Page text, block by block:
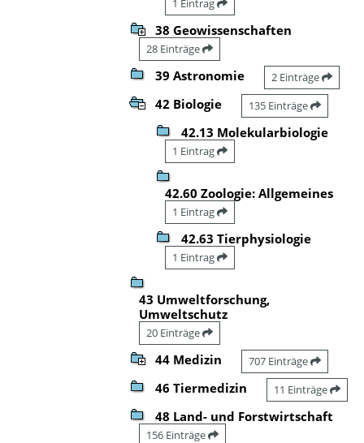
1 Eintrag
38 Geowissenschaften
28 Einträge
39 Astronomie 2 Einträge
42 Biologie 135 Einträge
42.13 Molekularbiologie
1 Eintrag
42.60 Zoologie: Allgemeines
1 Eintrag
42.63 Tierphysiologie
1 Eintrag
43 Umweltforschung,
Umweltschutz
20 Einträge
44 Medizin 707 Einträge
46 Tiermedizin 11 Einträge
48 Land- und Forstwirtschaft
156 Einträge